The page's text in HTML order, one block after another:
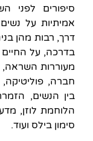
אמיתיות על
דרך, רבות מהן
בדרכה, על
מעוררות
חברה, פוליטיקה,
בין הנשים,
הלוחמת לוזן,
סימון בילס ועוד.